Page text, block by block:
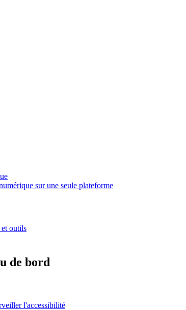
sur une seule plateforme
outils
de bord
l'accessibilité